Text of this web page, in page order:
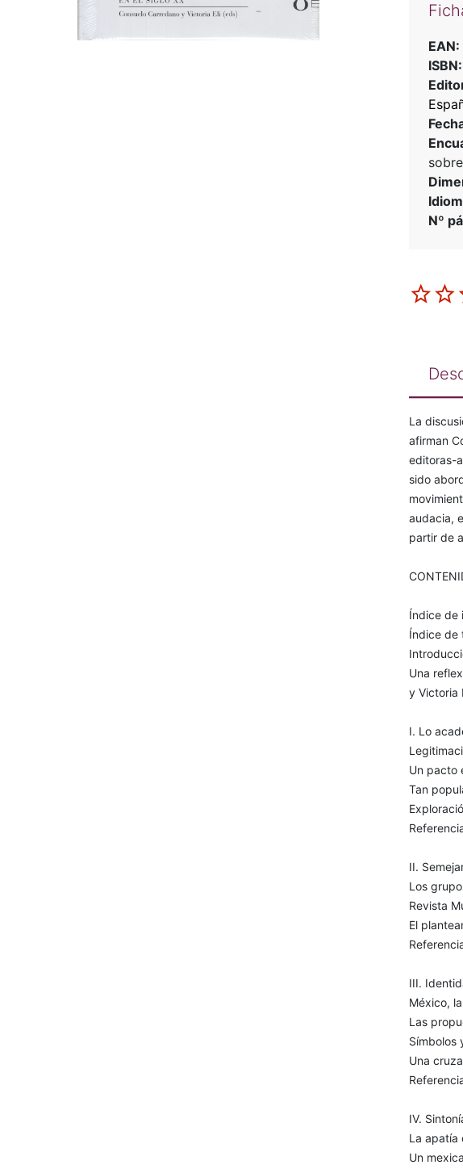
EAN:
ISBN:
Nº
La
afirman
editoras-
sido
audacia,
partir de
Índice de
Índice de
Una
y Victoria
I. Lo
Un pacto
Tan
II.
Los
Revista
El
III.
México,
Las
Símbolos
Una
IV.
La apatía
Un